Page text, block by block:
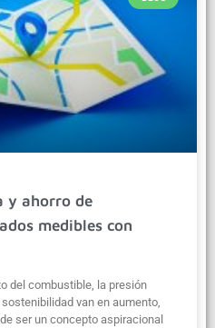
y ahorro de
medibles con
del combustible, la presión
van en aumento,
ser un concepto aspiracional